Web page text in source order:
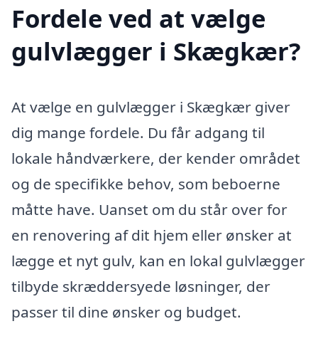
Fordele ved at vælge
gulvlægger i Skægkær?
At vælge en gulvlægger i Skægkær giver
dig mange fordele. Du får adgang til
lokale håndværkere, der kender området
og de specifikke behov, som beboerne
måtte have. Uanset om du står over for
en renovering af dit hjem eller ønsker at
lægge et nyt gulv, kan en lokal gulvlægger
tilbyde skræddersyede løsninger, der
passer til dine ønsker og budget.